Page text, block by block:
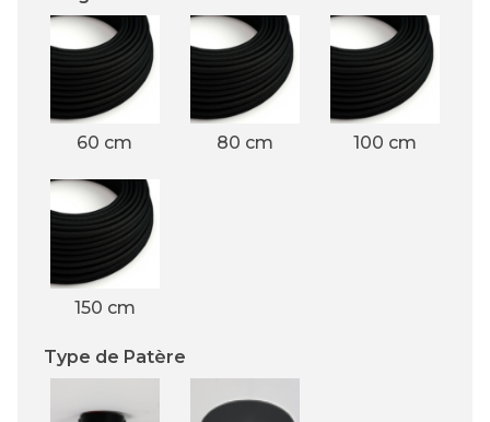
60 cm 80 cm 100 cm
150 cm
Type de Patère